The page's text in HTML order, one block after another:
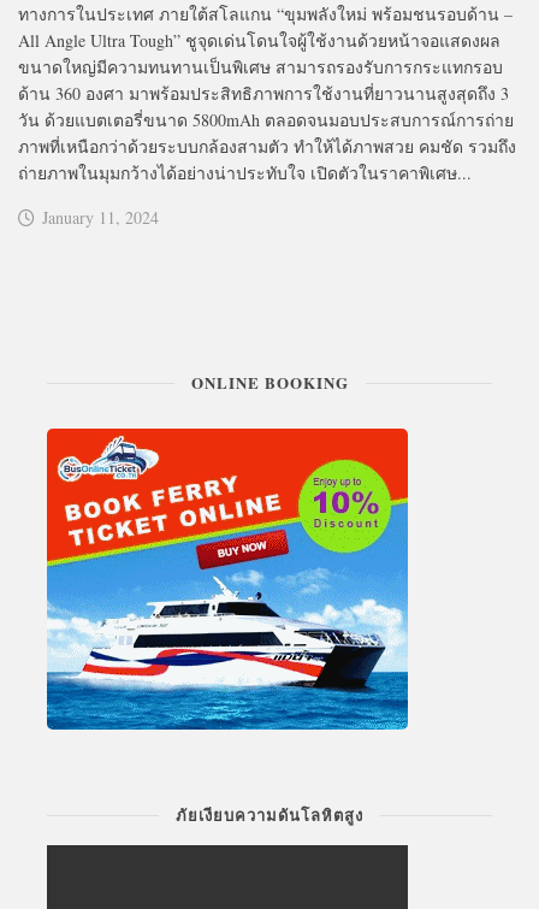
ทางการในประเทศ ภายใต้สโลแกน “ขุมพลังใหม่ พร้อมชนรอบด้าน –
All Angle Ultra Tough” ชูจุดเด่นโดนใจผู้ใช้งานด้วยหน้าจอแสดงผล
ขนาดใหญ่มีความทนทานเป็นพิเศษ สามารถรองรับการกระแทกรอบ
ด้าน 360 องศา มาพร้อมประสิทธิภาพการใช้งานที่ยาวนานสูงสุดถึง 3
วัน ด้วยแบตเตอรี่ขนาด 5800mAh ตลอดจนมอบประสบการณ์การถ่าย
ภาพที่เหนือกว่าด้วยระบบกล้องสามตัว ทำให้ได้ภาพสวย คมชัด รวมถึง
ถ่ายภาพในมุมกว้างได้อย่างน่าประทับใจ เปิดตัวในราคาพิเศษ...
January 11, 2024
ONLINE BOOKING
ภัยเงียบความดันโลหิตสูง